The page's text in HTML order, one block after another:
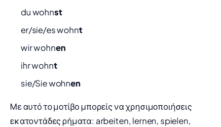
du wohnst
er/sie/es wohnt
wir wohnen
ihr wohnt
sie/Sie wohnen
Με αυτό το μοτίβο μπορείς να χρησιμοποιήσεις
εκατοντάδες ρήματα: arbeiten, lernen, spielen,